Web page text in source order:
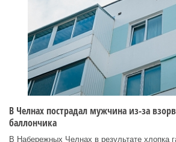
В Челнах пострадал мужчина из-за
баллончика
В Набережных Челнах в результате хлопка